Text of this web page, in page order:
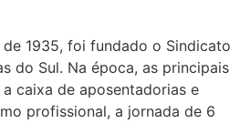
1935, foi fundado o Sindicato
do Sul. Na época, as principais
caixa de aposentadorias e
profissional, a jornada de 6